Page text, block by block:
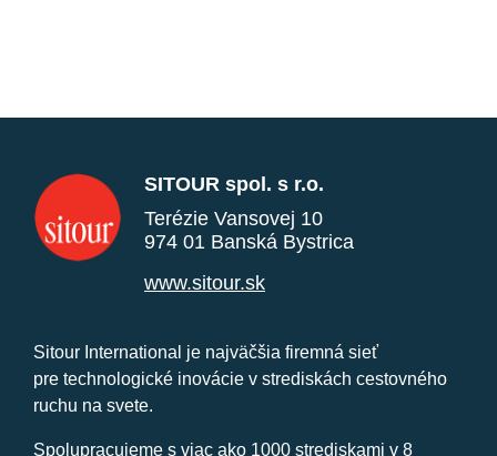
SITOUR spol. s r.o.
Terézie Vansovej 10
974 01 Banská Bystrica
www.sitour.sk
Sitour International je najväčšia firemná sieť
pre technologické inovácie v strediskách cestovného
ruchu na svete.
Spolupracujeme s viac ako 1000 strediskami v 8